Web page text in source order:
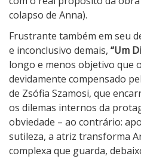
colapso de Anna).
Frustrante também em seu
e inconclusivo demais, “Um
longo e menos objetivo que
devidamente compensado
de Zsófia Szamosi, que
os dilemas internos da
obviedade – ao contrário:
sutileza, a atriz transforma
complexa que guarda,